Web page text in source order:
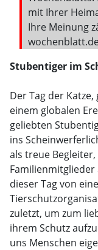
mit Ihrer
Ihre Meinung
Stubentiger im
Der Tag der
einem globalen
geliebten
ins
als treue
dieser Tag von
zuletzt, um zum
ihrem Schutz
uns Menschen